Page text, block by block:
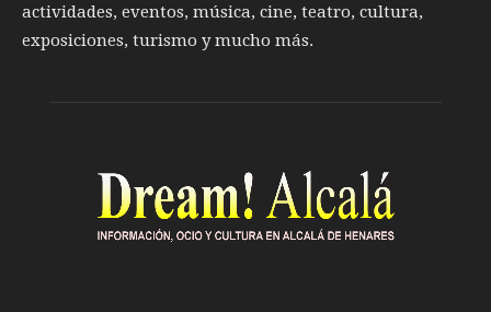
actividades, eventos, música, cine, teatro, cultura,
exposiciones, turismo y mucho más.